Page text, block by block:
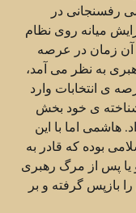
رفسنجانی در
میانه روی نظام
آن زمان در عرصه
به نظر می آمد،
ی انتخابات وارد
ی خود بخش
هاشمی اما با این
بوده که قادر به
پس از مرگ رهبری
بازپس گرفته و بر